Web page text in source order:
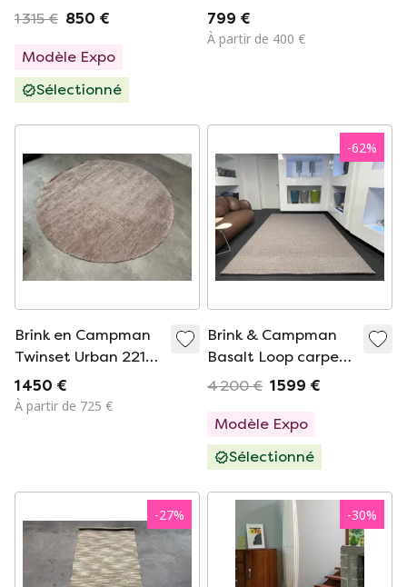
Pimpernel Tapis en
1 315 € 850 €
Modèle Expo
Sélectionné
japonais Ivoire
200x280
799 €
À partir de 400 €
Brink en Campman
Twinset Urban 22101
tapis rond, 220 cm
1 450 €
À partir de 725 €
-62%
Brink & Campman
Basalt Loop carpet
2 x 3
4 200 € 1 599 €
Modèle Expo
Sélectionné
-27% -30%